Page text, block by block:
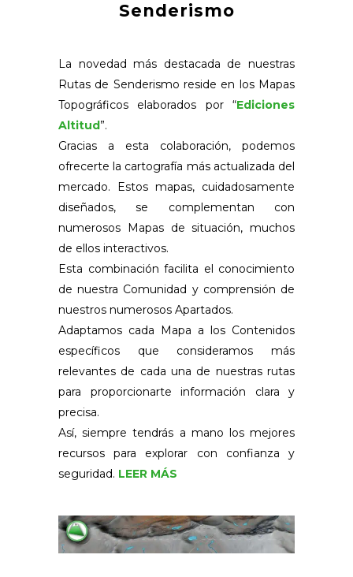
Senderismo
La novedad más destacada de nuestras
Rutas de Senderismo reside en los Mapas
Topográficos elaborados por “Ediciones
Altitud ”.
Gracias a esta colaboración, podemos
ofrecerte la cartografía más actualizada del
mercado. Estos mapas, cuidadosamente
diseñados, se complementan con
numerosos Mapas de situación, muchos
de ellos interactivos.
Esta combinación facilita el conocimiento
de nuestra Comunidad y comprensión de
nuestros numerosos Apartados.
Adaptamos cada Mapa a los Contenidos
específicos que consideramos más
relevantes de cada una de nuestras rutas
para proporcionarte información clara y
precisa.
Así, siempre tendrás a mano los mejores
recursos para explorar con confianza y
seguridad. LEER MÁS